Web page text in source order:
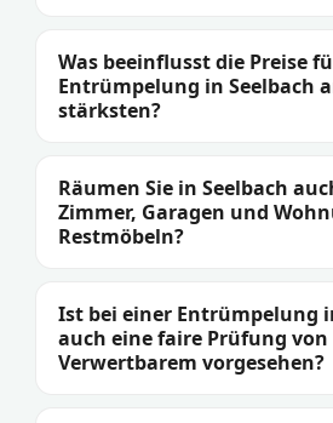
Was beeinflusst die Preise
Entrümpelung in Seelbach
stärksten?
Räumen Sie in Seelbach
Zimmer, Garagen und
Restmöbeln?
Ist bei einer Entrümpelung
auch eine faire Prüfung von
Verwertbarem vorgesehen?